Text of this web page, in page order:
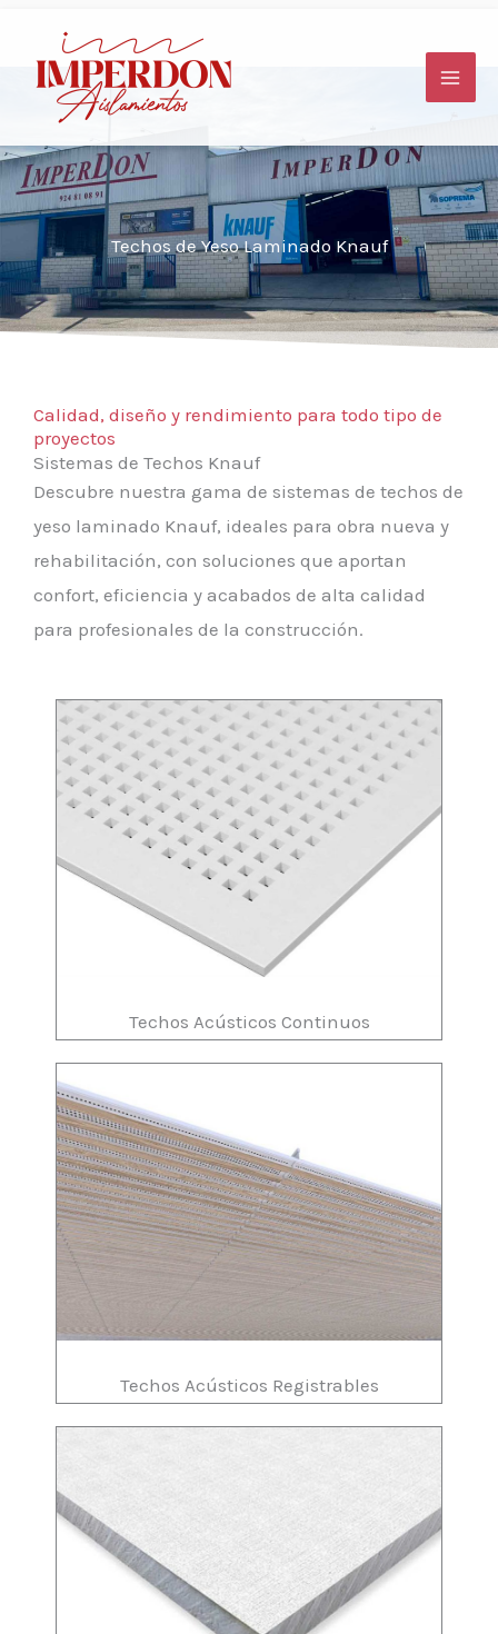
contenido
Techos de Yeso Laminado Knauf
Calidad, diseño y rendimiento para todo tipo de
proyectos
Sistemas de Techos Knauf
Descubre nuestra gama de sistemas de techos de
yeso laminado Knauf, ideales para obra nueva y
rehabilitación, con soluciones que aportan
confort, eficiencia y acabados de alta calidad
para profesionales de la construcción.
Techos Acústicos Continuos
Techos Acústicos Registrables